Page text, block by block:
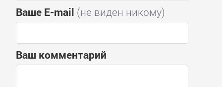
Ваше E-mail (не виден никому)
Ваш комментарий